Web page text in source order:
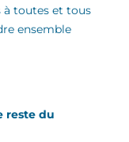
à toutes et tous
ensemble
reste du